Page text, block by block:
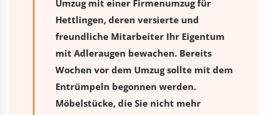
Umzugmit einer Firmenumzug für
Hettlingen, deren versierte und
freundliche Mitarbeiter Ihr Eigentum
mit Adleraugen bewachen. Bereits
Wochen vor dem Umzug sollte mit dem
Entrümpeln begonnen werden.
Möbelstücke, die Sie nicht mehr